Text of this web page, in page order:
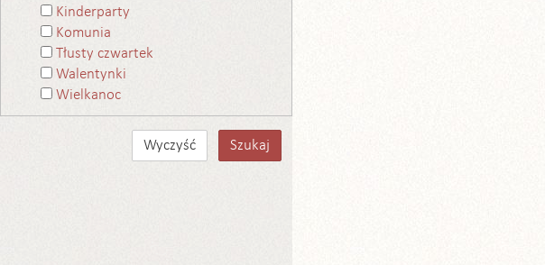
Kinderparty
Komunia
Tłusty czwartek
Walentynki
Wielkanoc